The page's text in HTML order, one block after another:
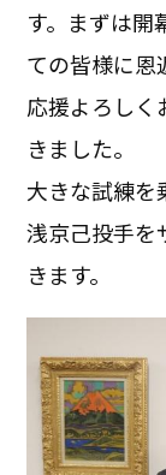
す。まずは開
ての皆様に恩
応援よろしく
きました。
大きな試練を
浅京己投手を
きます。